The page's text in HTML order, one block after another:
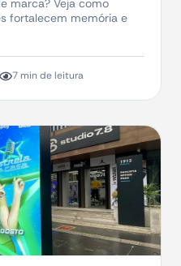
marca? Veja como
fortalecem memória e
7 min de leitura